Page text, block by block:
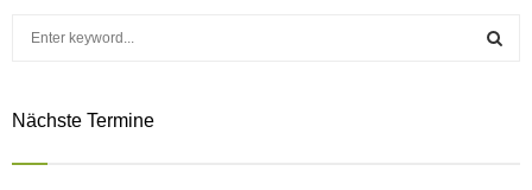
cNächste Termine